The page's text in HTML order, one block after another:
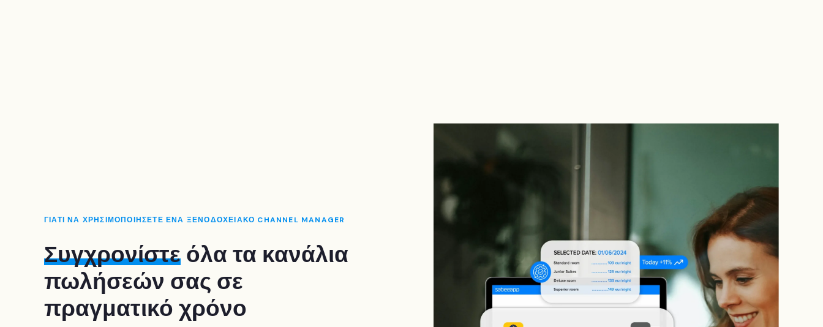
ΓΙΑΤΙ ΝΑ ΧΡΗΣΙΜΟΠΟΙΗΣΕΤΕ ΕΝΑ ΞΕΝΟΔΟΧΕΙΑΚΟ CHANNEL MANAGER
Συγχρονίστε όλα τα κανάλια
πωλήσεών σας σε
πραγματικό χρόνο